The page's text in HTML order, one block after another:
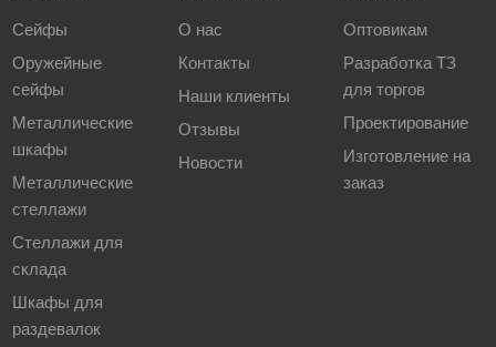
Сейфы
Оружейные
сейфы
Металлические
шкафы
Металлические
стеллажи
Стеллажи для
склада
Шкафы для
раздевалок
О нас
Контакты
Наши клиенты
Отзывы
Новости
Оптовикам
Разработка ТЗ
для торгов
Проектирование
Изготовление на
заказ